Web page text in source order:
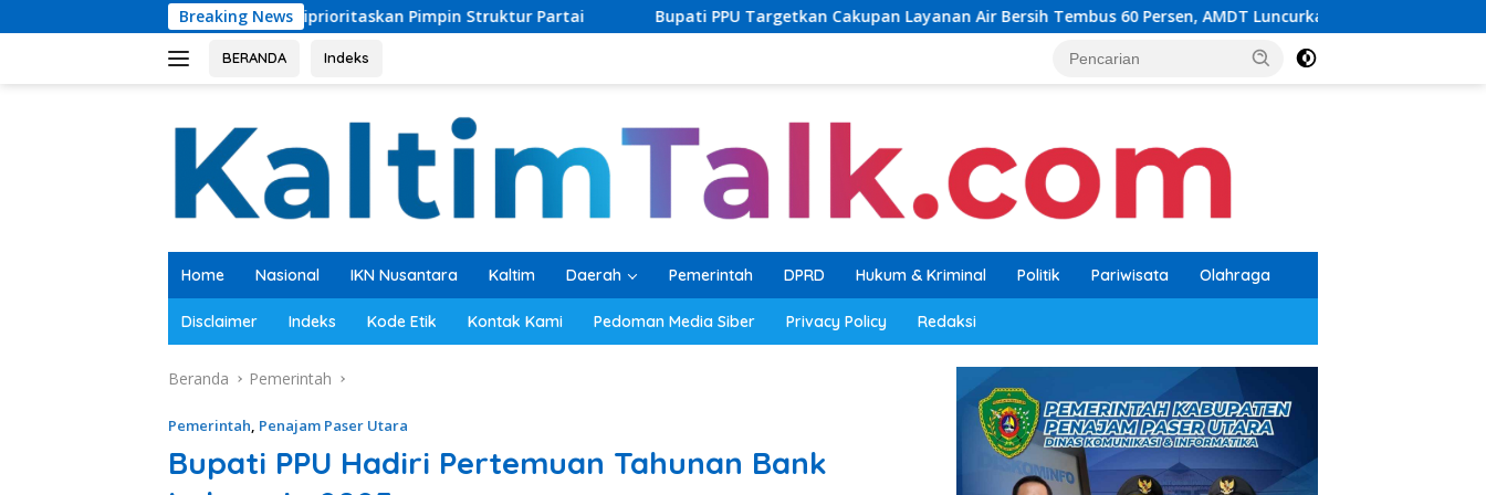
ke
Breaking News
Kader Muda Diprioritaskan Pimpin Struktur Partai Bupati PPU Targetkan Cakupan Layanan Air Bersih Tembus 60 Persen, AMDT Luncurkan Program Gratis Bagi Warga Miskin
BERANDA Indeks
Home Nasional IKN Nusantara Kaltim Daerah Pemerintah DPRD Hukum & Kriminal Politik Pariwisata Olahraga
Disclaimer Indeks Kode Etik Kontak Kami Pedoman Media Siber Privacy Policy Redaksi
Beranda Pemerintah
Pemerintah, Penajam Paser Utara
Bupati PPU Hadiri Pertemuan Tahunan Bank